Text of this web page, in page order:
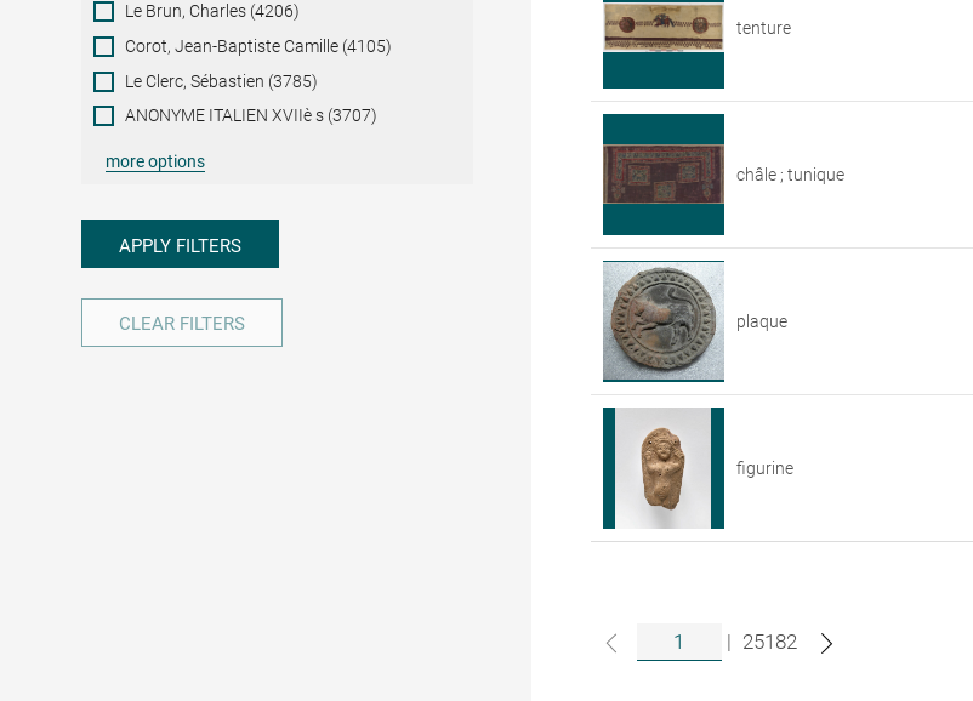
Le Brun, Charles (4206)
Corot, Jean-Baptiste Camille (4105)
Le Clerc, Sébastien (3785)
ANONYME ITALIEN XVIIè s (3707)
more options
APPLY FILTERS
CLEAR FILTERS
tenture
châle ; tunique
plaque
figurine
| 25182